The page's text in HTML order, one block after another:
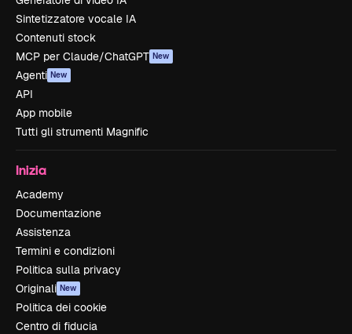
Sintetizzatore vocale IA
Contenuti stock
MCP per Claude/ChatGPT New
Agenti New
API
App mobile
Tutti gli strumenti Magnific
Inizia
Academy
Documentazione
Assistenza
Termini e condizioni
Politica sulla privacy
Originali New
Politica dei cookie
Centro di fiducia